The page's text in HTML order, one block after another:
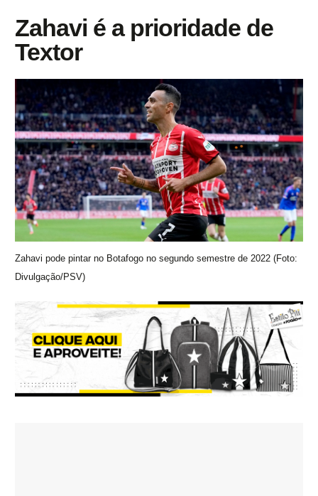
Zahavi é a prioridade de
Textor
Zahavi pode pintar no Botafogo no segundo semestre de 2022 (Foto:
Divulgação/PSV)